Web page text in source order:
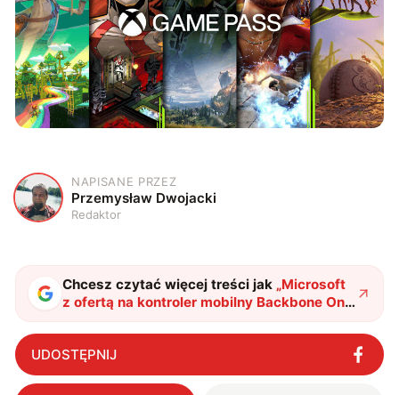
P
NAPISANE PRZEZ
Przemysław Dwojacki
Redaktor
Chcesz czytać więcej treści jak „Microsoft
z ofertą na kontroler mobilny Backbone One
Xbox Edition"?
UDOSTĘPNIJ